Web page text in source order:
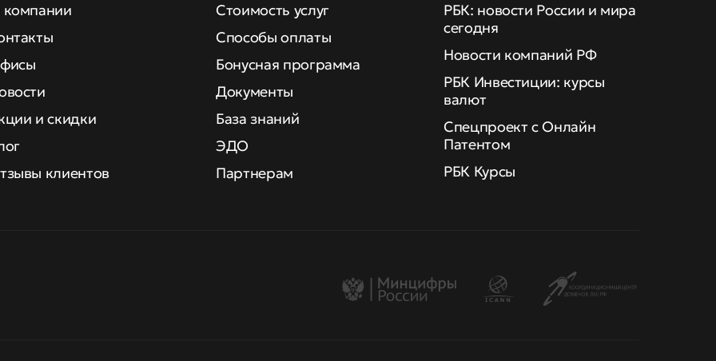
и скидки
клиентов
Стоимость услуг
Способы оплаты
Бонусная программа
Документы
База знаний
ЭДО
Партнерам
РБК: новости России и мира
сегодня
Новости компаний РФ
РБК Инвестиции: курсы
валют
Спецпроект с Онлайн
Патентом
РБК Курсы